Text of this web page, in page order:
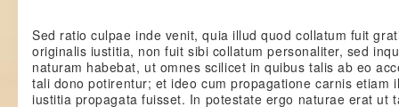
Sed ratio culpae inde venit, quia illud quod collatum fuit
originalis iustitia, non fuit sibi collatum personaliter, sed
naturam habebat, ut omnes scilicet in quibus talis ab eo
tali dono potirentur; et ideo cum propagatione carnis etiam
iustitia propagata fuisset. In potestate ergo naturae erat ut